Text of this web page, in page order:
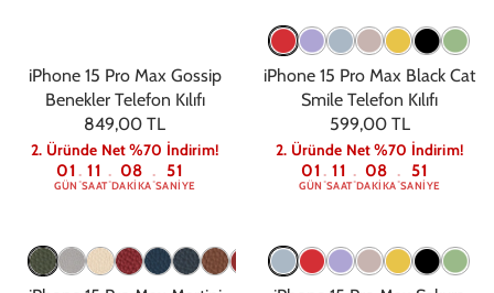
iPhone 15 Pro Max Gossip
Benekler Telefon Kılıfı
849,00 TL
2. Üründe Net %70 İndirim!
01
GÜN : 11
SAAT: 08
DAKIKA: 50
SANIYE
iPhone 15 Pro Max Black Cat
Smile Telefon Kılıfı
599,00 TL
2. Üründe Net %70 İndirim!
01
GÜN : 11
SAAT: 08
DAKIKA: 50
SANIYE